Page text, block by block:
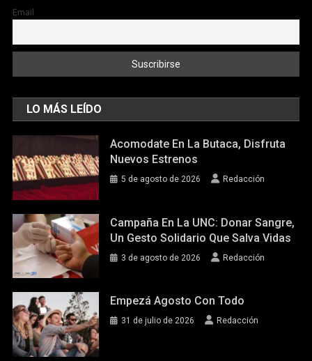
Email
LO MÁS LEÍDO
Acomodate En La Butaca, Disfruta
Nuevos Estrenos
5 de agosto de 2026 Redacción
Campaña En La UNC: Donar Sangre,
Un Gesto Solidario Que Salva Vidas
3 de agosto de 2026 Redacción
Empezá Agosto Con Todo
31 de julio de 2026 Redacción